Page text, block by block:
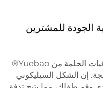
الجودة للمشترين
واقيات الحلمة السيليكونية تعد واقيات الحلمة من Yuebao®
إن الشكل السيليكوني